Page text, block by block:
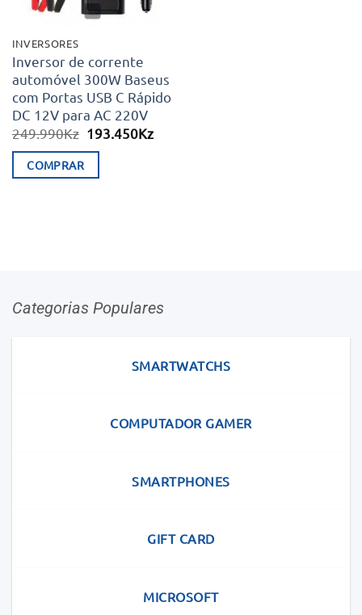
INVERSORES
Inversor de corrente
automóvel 300W Baseus
com Portas USB C Rápido
DC 12V para AC 220V
249.990Kz O
era:
193.450KzO
COMPRAR
Categorias Populares
SMARTWATCHS
COMPUTADOR GAMER
SMARTPHONES
GIFT CARD
MICROSOFT